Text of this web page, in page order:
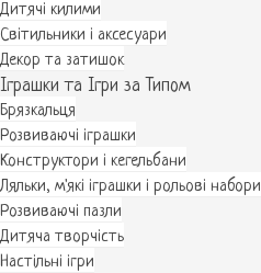
Дитячі килими
Світильники і аксесуари
Декор та затишок
Іграшки та Ігри за Типом
Брязкальця
Розвиваючі іграшки
Конструктори і кегельбани
Ляльки, м'які іграшки і рольові набори
Розвиваючі пазли
Дитяча творчість
Настільні ігри